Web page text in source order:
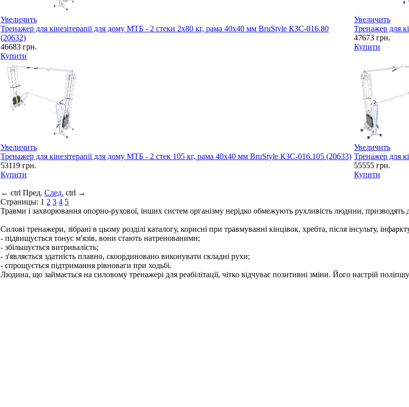
Увеличить
Тренажер для кінезітерапії для дому МТБ - 2 стеки 2х80 кг, рама 40х40 мм BruStyle КЗС-016.80
(20632)
46683 грн.
Купити
Увеличить
Тренажер для
47673 грн.
Купити
Увеличить
Тренажер для кінезітерапії для дому МТБ - 2 стек 105 кг, рама 40х40 мм BruStyle КЗС-016.105 (20633)
53119 грн.
Купити
Увеличить
Тренажер для
55555 грн.
Купити
← ctrl Пред. След. ctrl →
Страницы: 1 2 3 4 5
Травми і захворювання опорно-рухової, інших систем організму нерідко обмежують рухливість людини, призводять
Силові тренажери, зібрані в цьому розділі каталогу, корисні при травмуванні кінцівок, хребта, після інсульту,
- підвищується тонус м'язів, вони стають натренованими;
- збільшується витривалість;
- з'являється здатність плавно, скоординовано виконувати складні рухи;
- спрощується підтримання рівноваги при ходьбі.
Людина, що займається на силовому тренажері для реабілітації, чітко відчуває позитивні зміни. Його настрій